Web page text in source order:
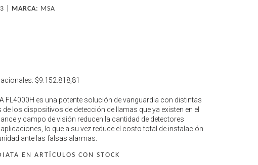
| MARCA: MSA
$9.152.818,81
FL4000H es una potente solución de vanguardia con distintas
los dispositivos de detección de llamas que ya existen en el
y campo de visión reducen la cantidad de detectores
lo que a su vez reduce el costo total de instalación
ante las falsas alarmas.
EN ARTÍCULOS CON STOCK